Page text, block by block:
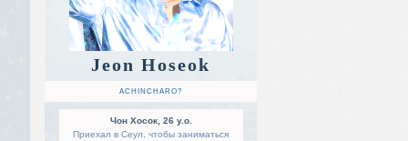
Jeon Hoseok
ACHINCHARO?
Чон Хосок, 26 y.o.
Приехал в Сеул, чтобы заниматься